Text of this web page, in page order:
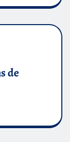
de